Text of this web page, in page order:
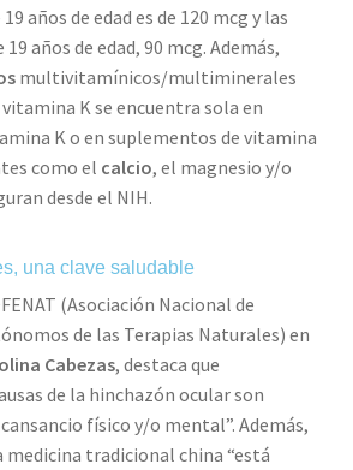
años de edad es de 120 mcg y las
años de edad, 90 mcg. Además,
multivitamínicos/multiminerales
K se encuentra sola en
K o en suplementos de vitamina
como el calcio, el magnesio y/o
desde el NIH.
una clave saludable
(Asociación Nacional de
de las Terapias Naturales) en
Cabezas, destaca que
de la hinchazón ocular son
físico y/o mental”. Además,
medicina tradicional china “está